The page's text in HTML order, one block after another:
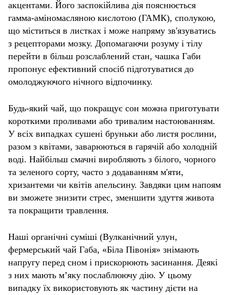
акцентами. Його заспокійлива дія пояснюється
гамма-аміномасляною кислотою (ГАМК), сполукою,
що міститься в листках і може напряму зв'язуватись
з рецепторами мозку. Допомагаючи розуму і тілу
перейти в більш розслаблений стан, чашка Габи
пропонує ефективний спосіб підготуватися до
омолоджуючого нічного відпочинку.
Будь-який чай, що покращує сон можна приготувати
короткими проливами або тривалим настоюванням.
У всіх випадках сушені бруньки або листя рослини,
разом з квітами, заварюються в гарячій або холодній
воді. Найбільш смачні виробляють з білого, чорного
та зеленого сорту, часто з додаванням м'яти,
хризантеми чи квітів апельсину. Завдяки цим напоям
ви зможете знизити стрес, зменшити здуття живота
та покращити травлення.
Наші органічні суміші (Вулканічний улун,
фермерський чай Габа, «Біла Півонія» знімають
напругу перед сном і прискорюють засинання. Деякі
з них мають м’яку послаблюючу дію. У цьому
випадку їх використовують як частину дієти на